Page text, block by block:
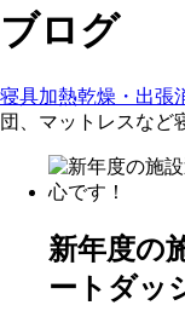
ブログ
寝具加熱乾燥・出張
団、マットレスなど
新年度の
ートダッ